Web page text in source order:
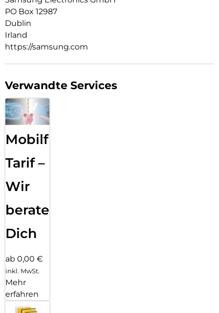
PO Box 12987
Dublin
Irland
https://samsung.com
Verwandte Services
Mobilfunk
Tarif –
Wir
beraten
Dich
ab 0,00 €
inkl. MwSt.
Mehr
erfahren